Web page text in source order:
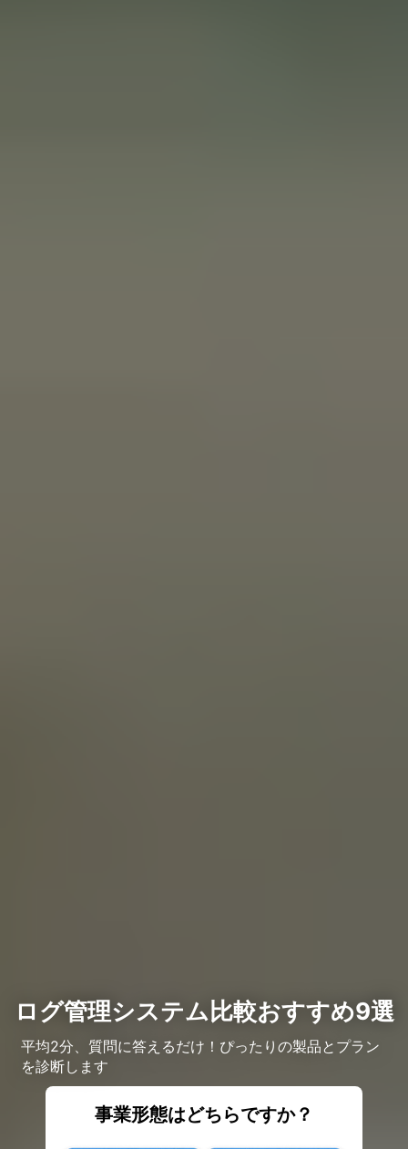
ログ管理システム比較おすすめ9選
平均2分、質問に答えるだけ！ぴったりの製品とプラン
を診断します
事業形態はどちらですか？